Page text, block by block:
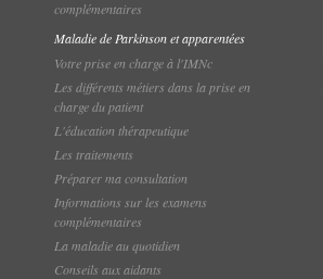
complémentaires
Maladie de Parkinson et apparentées
Votre prise en charge à l'IMNc
Les différents métiers dans la prise en
charge du patient
L'éducation thérapeutique
Les traitements
Préparer ma consultation
Informations sur les examens
complémentaires
La maladie au quotidien
Conseils aux aidants